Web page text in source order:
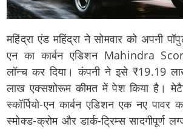
महिंद्रा एंड महिंद्रा ने सोमवार को अपनी
एन का कार्बन एडिशन Mahindra
लॉन्च कर दिया। कंपनी ने इसे ₹19.19
लाख एक्सशोरूम कीमत में पेश किया है।
स्कॉर्पियो-एन कार्बन एडिशन एक नए पावर
स्मोक्ड-क्रोम और डार्क-ट्रिम्स सादगीपूर्ण